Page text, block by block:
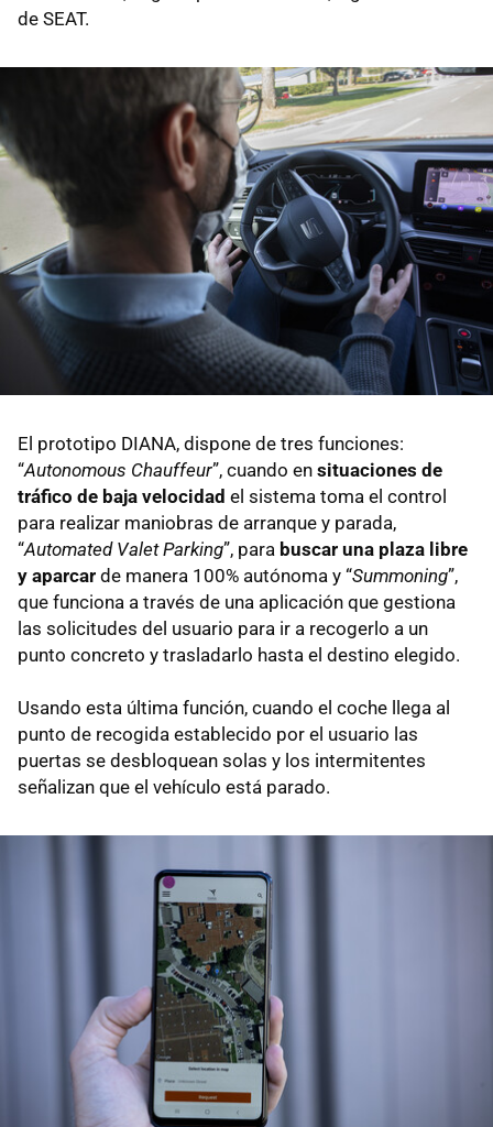
de SEAT.
El prototipo DIANA, dispone de tres funciones:
“Autonomous Chauffeur”, cuando en situaciones de
tráfico de baja velocidad el sistema toma el control
para realizar maniobras de arranque y parada,
“Automated Valet Parking”, para buscar una plaza libre
y aparcar de manera 100% autónoma y “Summoning”,
que funciona a través de una aplicación que gestiona
las solicitudes del usuario para ir a recogerlo a un
punto concreto y trasladarlo hasta el destino elegido.
Usando esta última función, cuando el coche llega al
punto de recogida establecido por el usuario las
puertas se desbloquean solas y los intermitentes
señalizan que el vehículo está parado.